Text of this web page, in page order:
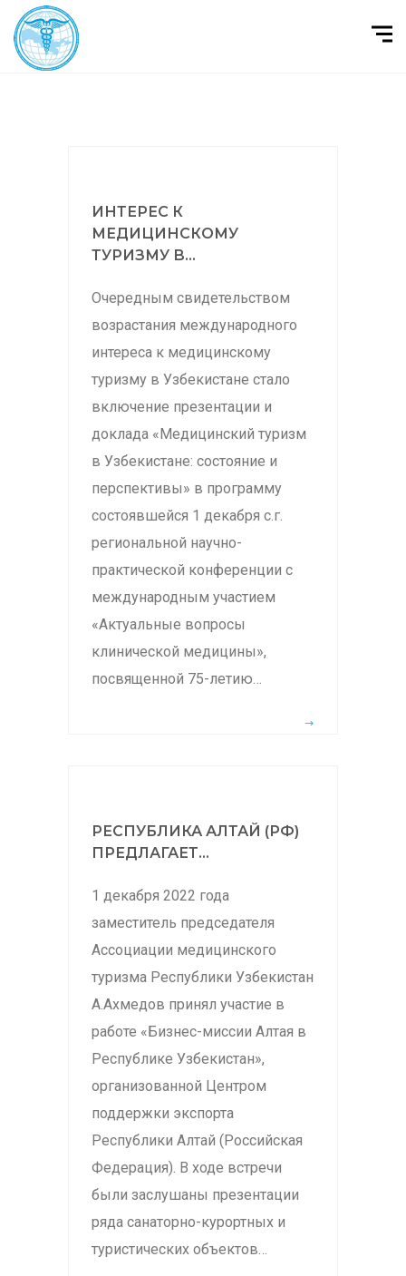
ИНТЕРЕС К
МЕДИЦИНСКОМУ
ТУРИЗМУ В...
Очередным свидетельством
возрастания международного
интереса к медицинскому
туризму в Узбекистане стало
включение презентации и
доклада «Медицинский туризм
в Узбекистане: состояние и
перспективы» в программу
состоявшейся 1 декабря с.г.
региональной научно-
практической конференции с
международным участием
«Актуальные вопросы
клинической медицины»,
посвященной 75-летию…
РЕСПУБЛИКА АЛТАЙ (РФ)
ПРЕДЛАГАЕТ...
1 декабря 2022 года
заместитель председателя
Ассоциации медицинского
туризма Республики Узбекистан
А.Ахмедов принял участие в
работе «Бизнес-миссии Алтая в
Республике Узбекистан»,
организованной Центром
поддержки экспорта
Республики Алтай (Российская
Федерация). В ходе встречи
были заслушаны презентации
ряда санаторно-курортных и
туристических объектов…